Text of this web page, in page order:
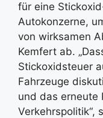
für eine
Autokonzerne,
von wirksamen
Kemfert ab.
Stickoxidsteuer
Fahrzeuge
und das erneute
Verkehrspolitik“,